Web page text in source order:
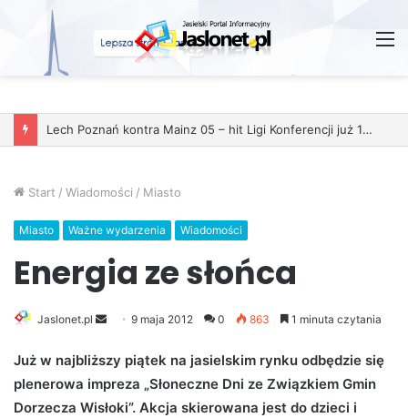
Lech Poznań kontra Mainz 05 – hit Ligi Konferencji już 11 grudnia
Start / Wiadomości / Miasto
Miasto Ważne wydarzenia Wiadomości
Energia ze słońca
Jaslonet.pl
n
d
a
9 maja 2012 0 863 1 minuta czytania
Już w najbliższy piątek na jasielskim rynku odbędzie się
plenerowa impreza „Słoneczne Dni ze Związkiem Gmin
Dorzecza Wisłoki”. Akcja skierowana jest do dzieci i